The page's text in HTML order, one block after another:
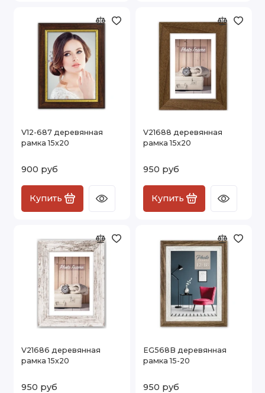
V12-687 деревянная
рамка 15х20
900 руб
Купить
V21688 деревянная
рамка 15х20
950 руб
Купить
V21686 деревянная
рамка 15х20
950 руб
EG568B деревянная
рамка 15-20
950 руб